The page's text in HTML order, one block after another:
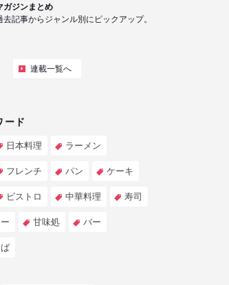
ガジンまとめ
去記事からジャンル別にピックアップ。
連載一覧へ
ード
日本料理 ラーメン
フレンチ パン ケーキ
ビストロ 中華料理 寿司
甘味処 バー